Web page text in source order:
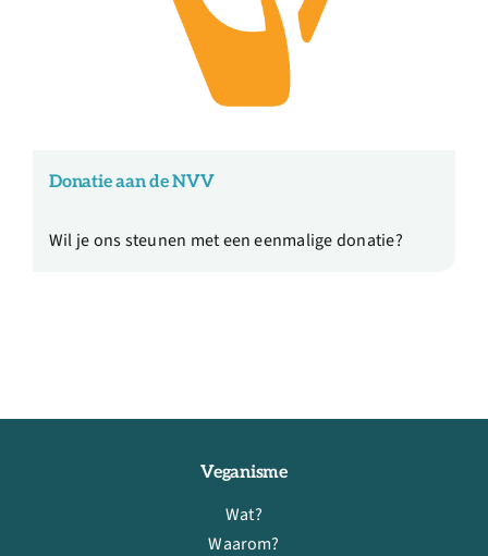
Donatie aan de NVV
Wil je ons steunen met een eenmalige donatie?
Veganisme
Wat?
Waarom?